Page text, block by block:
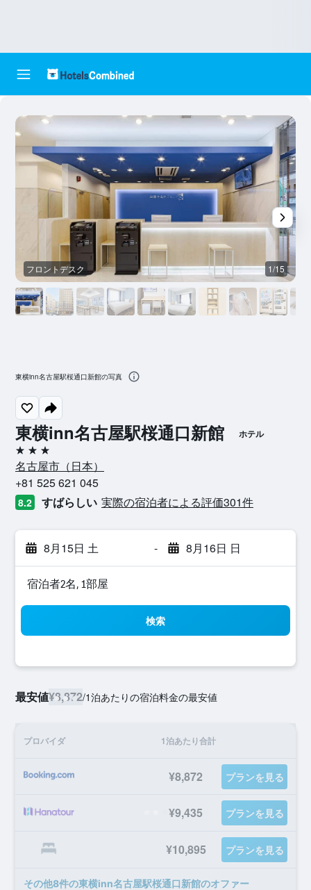
東横inn名古屋駅桜通口新館 ホテル
3つ星
名古屋市​（日本​）​
+81 525 621 045
8.2 すばらしい 実際の宿泊者による評価301​件
8月15日 土 - 8月16日 日
宿泊者2名, 1​部屋
検索
最安値¥8,872/1泊あたりの宿泊料金の最安値
プロバイダ 1泊あたり合計
¥8,872 プランを見る
¥9,435 プランを見る
¥10,895 プランを見る
​その他8​件の東横inn名古屋駅桜通口新館のオファー
フロントデスク 1/15
東横inn名古屋駅桜通口新館の写真